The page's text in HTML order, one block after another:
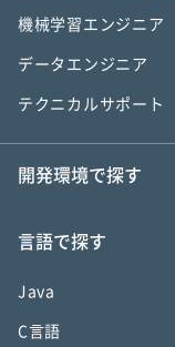
機械学習エンジニア
データエンジニア
テクニカルサポート
開発環境で探す
言語で探す
Java
C言語